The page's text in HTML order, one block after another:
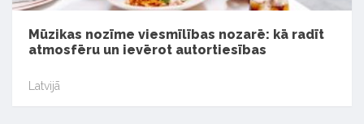
Mūzikas nozīme viesmīlības nozarē: kā radīt
atmosfēru un ievērot autortiesības
Latvijā